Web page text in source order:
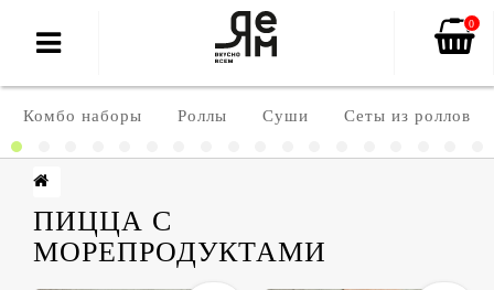
0
Комбо наборы Роллы Суши Сеты из роллов
ПИЦЦА С
МОРЕПРОДУКТАМИ